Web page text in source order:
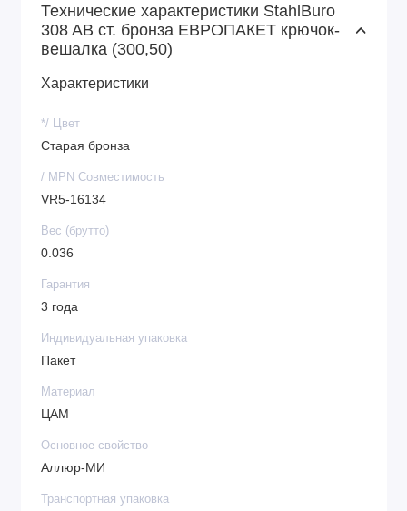
гармонично сочетается с деревянной мебелью,
каменными и кирпичными поверхностями.
Бренд:
Модель:
Материал:
Тип крепления:
Комплектация:
Технические характеристики StahlBuro
308 AB ст. бронза ЕВРОПАКЕТ крючок-
вешалка (300,50)
Характеристики
*/ Цвет
Старая бронза
/ MPN Совместимость
VR5-16134
Вес (брутто)
0.036
Гарантия
3 года
Индивидуальная упаковка
Пакет
Материал
ЦАМ
Основное свойство
Аллюр-МИ
Транспортная упаковка